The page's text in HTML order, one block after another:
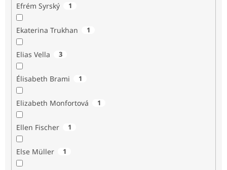
Efrém Syrský 1
Ekaterina Trukhan 1
Elias Vella 3
Élisabeth Brami 1
Elizabeth Monfortová 1
Ellen Fischer 1
Else Müller 1